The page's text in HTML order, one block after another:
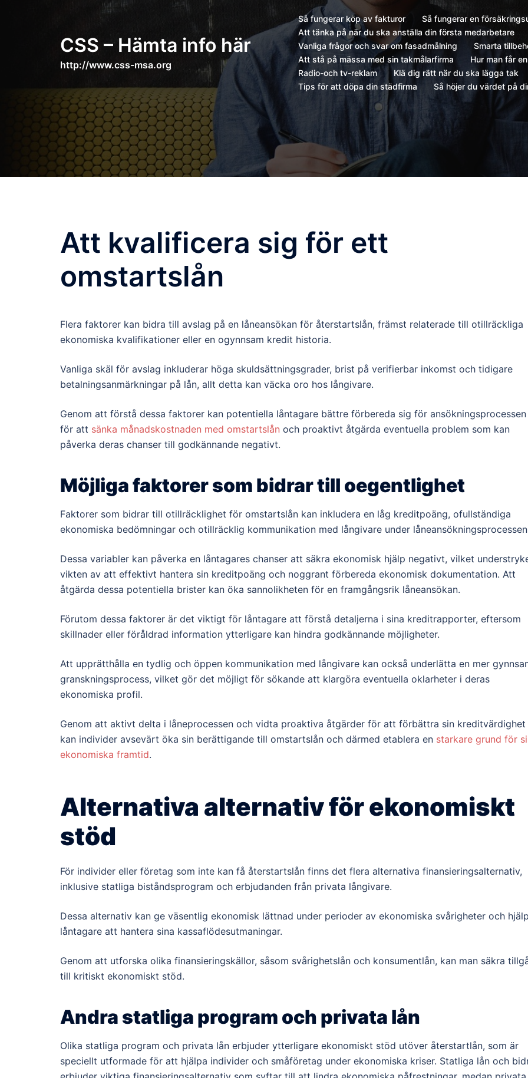
CSS – Hämta info här
http://www.css-msa.org
Så fungerar köp av fakturor
Så fungerar en
Att tänka på när du ska anställa din första medarbetare
Vanliga frågor och svar om fasadmålning
Smarta
Att stå på mässa med sin takmålarfirma
Hur man får
Radio-och tv-reklam
Klä dig rätt när du ska lägga tak
Tips för att döpa din städfirma
Så höjer du värdet på
Att kvalificera sig för ett
omstartslån
Flera faktorer kan bidra till avslag på en låneansökan för återstartslån, främst relaterade till otillräckliga
ekonomiska kvalifikationer eller en ogynnsam kredit historia.
Vanliga skäl för avslag inkluderar höga skuldsättningsgrader, brist på verifierbar inkomst och tidigare
betalningsanmärkningar på lån, allt detta kan väcka oro hos långivare.
Genom att förstå dessa faktorer kan potentiella låntagare bättre förbereda sig för ansökningsprocessen
för att sänka månadskostnaden med omstartslån och proaktivt åtgärda eventuella problem som kan
påverka deras chanser till godkännande negativt.
Möjliga faktorer som bidrar till oegentlighet
Faktorer som bidrar till otillräcklighet för omstartslån kan inkludera en låg kreditpoäng, ofullständiga
ekonomiska bedömningar och otillräcklig kommunikation med långivare under
Dessa variabler kan påverka en låntagares chanser att säkra ekonomisk hjälp negativt, vilket
vikten av att effektivt hantera sin kreditpoäng och noggrant förbereda ekonomisk dokumentation. Att
åtgärda dessa potentiella brister kan öka sannolikheten för en framgångsrik låneansökan.
Förutom dessa faktorer är det viktigt för låntagare att förstå detaljerna i sina kreditrapporter, eftersom
skillnader eller föråldrad information ytterligare kan hindra godkännande möjligheter.
Att upprätthålla en tydlig och öppen kommunikation med långivare kan också underlätta en mer
granskningsprocess, vilket gör det möjligt för sökande att klargöra eventuella oklarheter i deras
ekonomiska profil.
Genom att aktivt delta i låneprocessen och vidta proaktiva åtgärder för att förbättra sin kreditvärdighet
kan individer avsevärt öka sin berättigande till omstartslån och därmed etablera en starkare grund för
ekonomiska framtid.
Alternativa alternativ för ekonomiskt
stöd
För individer eller företag som inte kan få återstartslån finns det flera alternativa finansieringsalternativ,
inklusive statliga biståndsprogram och erbjudanden från privata långivare.
Dessa alternativ kan ge väsentlig ekonomisk lättnad under perioder av ekonomiska svårigheter och
låntagare att hantera sina kassaflödesutmaningar.
Genom att utforska olika finansieringskällor, såsom svårighetslån och konsumentlån, kan man säkra
till kritiskt ekonomiskt stöd.
Andra statliga program och privata lån
Olika statliga program och privata lån erbjuder ytterligare ekonomiskt stöd utöver återstartlån, som är
speciellt utformade för att hjälpa individer och småföretag under ekonomiska kriser. Statliga lån och